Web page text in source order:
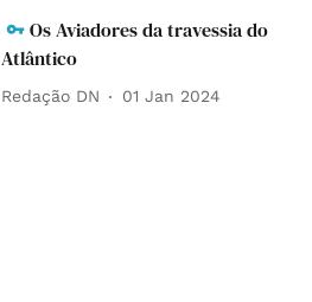
Os Aviadores da travessia do
Atlântico
Redação DN 01 Jan 2024